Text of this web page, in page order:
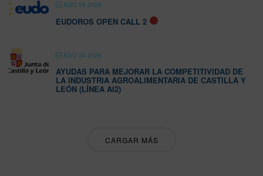
AGO 06 2026
EUDOROS OPEN CALL 2
AGO 06 2026
AYUDAS PARA MEJORAR LA COMPETITIVIDAD DE
LA INDUSTRIA AGROALIMENTARIA DE CASTILLA Y
LEÓN (LÍNEA AI2)
CARGAR MÁS